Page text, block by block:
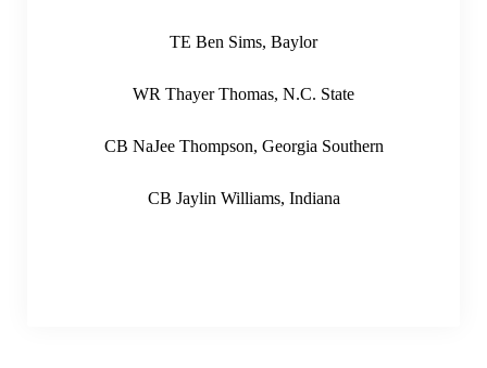
TE Ben Sims, Baylor
WR Thayer Thomas, N.C. State
CB NaJee Thompson, Georgia Southern
CB Jaylin Williams, Indiana